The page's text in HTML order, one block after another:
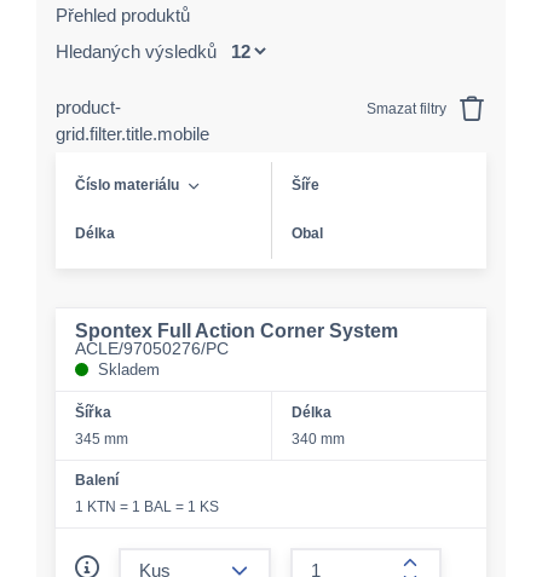
Přehled produktů
Hledaných výsledků
product-
grid.filter.title.mobile
Smazat filtry
Číslo materiálu Šíře
Délka Obal
Spontex Full Action Corner System
ACLE/97050276/PC
Skladem
Šířka
345 mm
Délka
340 mm
Balení
1 KTN = 1 BAL = 1 KS